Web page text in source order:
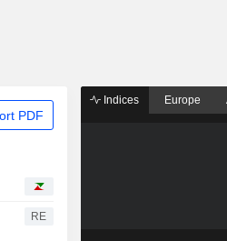
PDF
RE
Indices Europe